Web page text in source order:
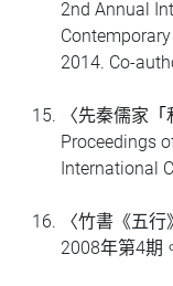
2nd Annual
2014. Co-
〈先秦儒家 「
Proceedings
International
〈竹書《五
2008年第4期